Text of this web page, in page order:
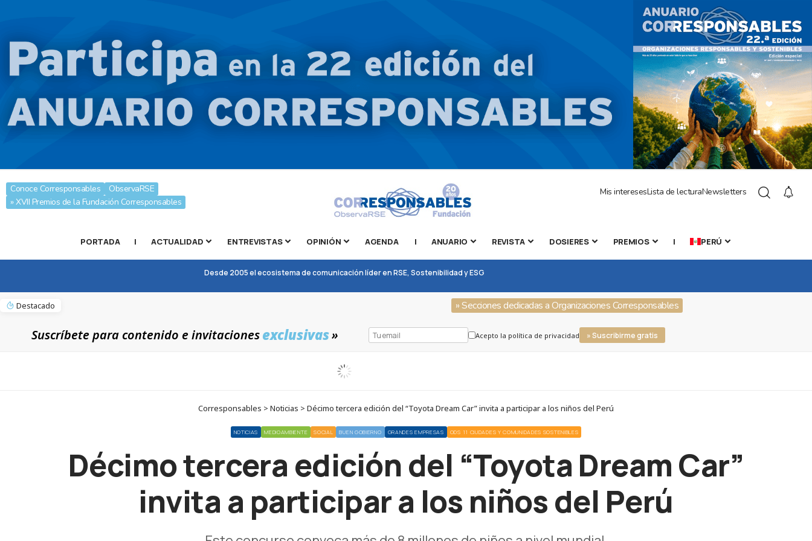
Conoce Corresponsables
ObservaRSE
» XVII Premios de la Fundación Corresponsables
Mis interesesLista de lecturaNewsletters
PORTADA | ACTUALIDAD ENTREVISTAS OPINIÓN AGENDA | ANUARIO REVISTA DOSIERES PREMIOS | PERÚ
Desde 2005 el ecosistema de comunicación líder en RSE, Sostenibilidad y ESG
Destacado » Secciones dedicadas a Organizaciones Corresponsables
Suscríbete para contenido e invitacionesexclusivas» Acepto la política de privacidad » Suscribirme gratis
Corresponsables > Noticias > Décimo tercera edición del “Toyota Dream Car” invita a participar a los niños del Perú
NOTICIAS MEDIOAMBIENTE SOCIAL BUEN GOBIERNO GRANDES EMPRESAS ODS 11 CIUDADES Y COMUNIDADES SOSTENIBLES
Décimo tercera edición del “Toyota Dream Car”
invita a participar a los niños del Perú